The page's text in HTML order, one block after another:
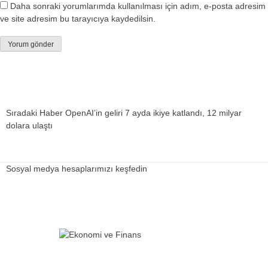
Daha sonraki yorumlarımda kullanılması için adım, e-posta adresim
ve site adresim bu tarayıcıya kaydedilsin.
Sıradaki Haber OpenAI’in geliri 7 ayda ikiye katlandı, 12 milyar
dolara ulaştı
Sosyal medya hesaplarımızı keşfedin